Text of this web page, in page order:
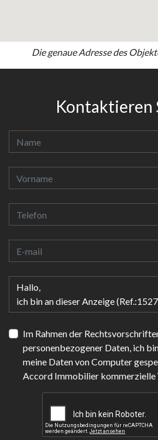
Die genaue Adresse des
Kontaktieren
Im Rahmen der
personenbezogener Daten, ich
meine Daten von Computer
Accord Immobilier kommerzielle